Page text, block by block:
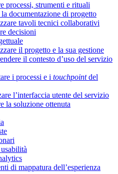
processi, strumenti e rituali
documentazione di progetto
tavoli tecnici collaborativi
decisioni
il progetto e la sua gestione
il contesto d’uso del servizio
i processi e i touchpointdel
l’interfaccia utente del servizio
la soluzione ottenuta
di mappatura dell’esperienza